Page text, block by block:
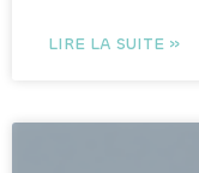
LIRE LA SUITE »